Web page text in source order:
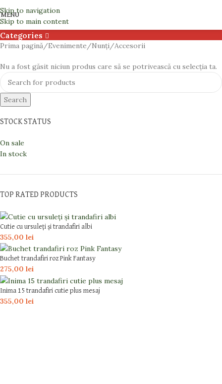
Skip to navigation
Skip to main content
MENU
Accesorii
Categories
STOCK STATUS
On sale
In stock
TOP RATED PRODUCTS
Cutie cu ursuleți și trandafiri albi
355,00 lei
Buchet trandafiri roz Pink Fantasy
275,00 lei
Inima 15 trandafiri cutie plus mesaj
355,00 lei
Prima pagină Evenimente Nunți Accesorii
Nu a fost găsit niciun produs care să se potrivească cu selecția ta.
Search